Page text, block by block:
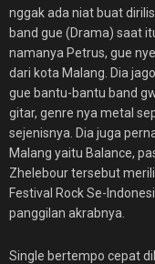
nggak ada niat buat
band gue (Drama) saat
namanya Petrus, gue
dari kota Malang. Dia
gue bantu-bantu band
gitar, genre nya metal
sejenisnya. Dia juga
Malang yaitu Balance,
Zhelebour tersebut
Festival Rock Se-
panggilan akrabnya.
Single bertempo cepat